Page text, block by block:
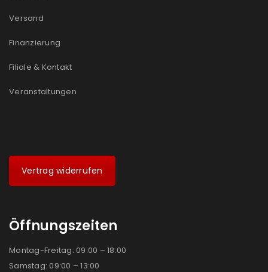
Versand
Finanzierung
Filiale & Kontakt
Veranstaltungen
Vertrag widerrufen
Öffnungszeiten
Montag-Freitag: 09:00 – 18:00
Samstag: 09:00 – 13:00